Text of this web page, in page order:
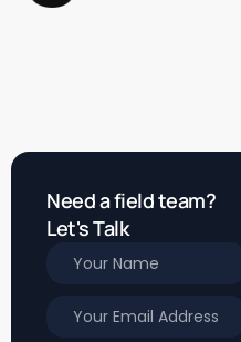
Need a field team?
Let's Talk